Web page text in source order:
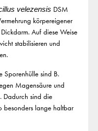
velezensis DSM
körpereigener
Auf diese Weise
stabilisieren und
Sporenhülle sind B.
Magensäure und
Dadurch sind die
besonders lange haltbar